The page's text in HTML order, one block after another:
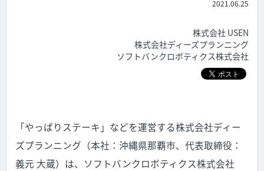
2021.06.25
株式会社 USEN
株式会社ディーズプランニング
ソフトバンクロボティクス株式会社
「やっぱりステーキ」などを運営する株式会社ディー
ズプランニング（本社：沖縄県那覇市、代表取締役：
義元 大蔵）は、ソフトバンクロボティクス株式会社